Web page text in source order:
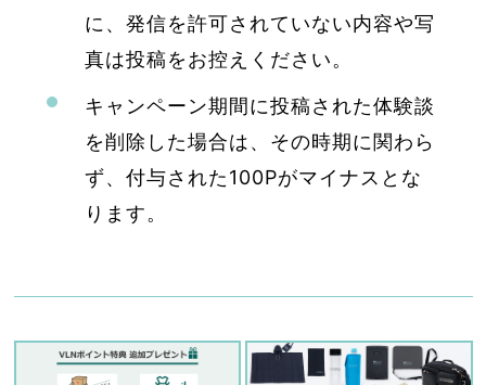
に、発信を許可されていない内容や写
真は投稿をお控えください。
キャンペーン期間に投稿された体験談
を削除した場合は、その時期に関わら
ず、付与された100Pがマイナスとな
ります。